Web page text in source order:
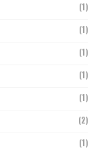
(1)
(1)
(1)
(1)
(1)
(2)
(1)